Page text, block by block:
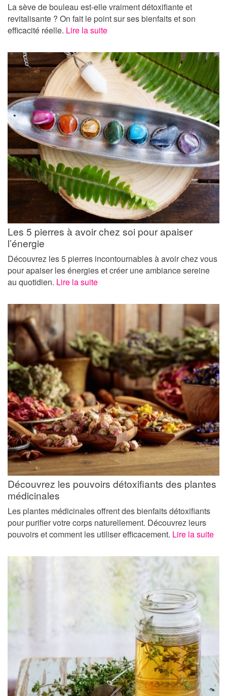
La sève de bouleau est-elle vraiment détoxifiante et
revitalisante ? On fait le point sur ses bienfaits et son
efficacité réelle. Lire la suite
Les 5 pierres à avoir chez soi pour apaiser
l’énergie
Découvrez les 5 pierres incontournables à avoir chez vous
pour apaiser les énergies et créer une ambiance sereine
au quotidien. Lire la suite
Découvrez les pouvoirs détoxifiants des plantes
médicinales
Les plantes médicinales offrent des bienfaits détoxifiants
pour purifier votre corps naturellement. Découvrez leurs
pouvoirs et comment les utiliser efficacement. Lire la suite